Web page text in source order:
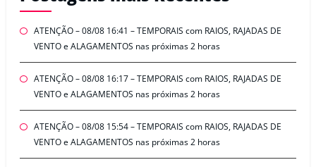
ATENÇÃO – 08/08 16:41 – TEMPORAIS com RAIOS, RAJADAS DE
VENTO e ALAGAMENTOS nas próximas 2 horas
ATENÇÃO – 08/08 16:17 – TEMPORAIS com RAIOS, RAJADAS DE
VENTO e ALAGAMENTOS nas próximas 2 horas
ATENÇÃO – 08/08 15:54 – TEMPORAIS com RAIOS, RAJADAS DE
VENTO e ALAGAMENTOS nas próximas 2 horas